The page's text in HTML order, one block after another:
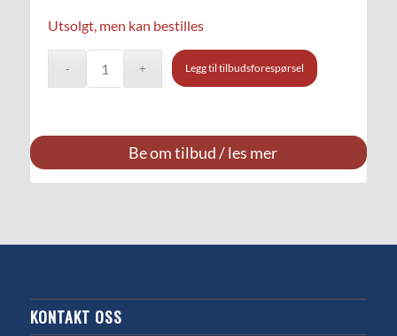
Utsolgt, men kan bestilles
Legg til tilbudsforespørsel
Be om tilbud / les mer
KONTAKT OSS